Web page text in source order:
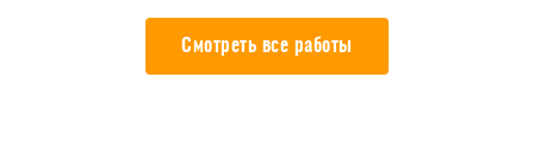
Смотреть все работы